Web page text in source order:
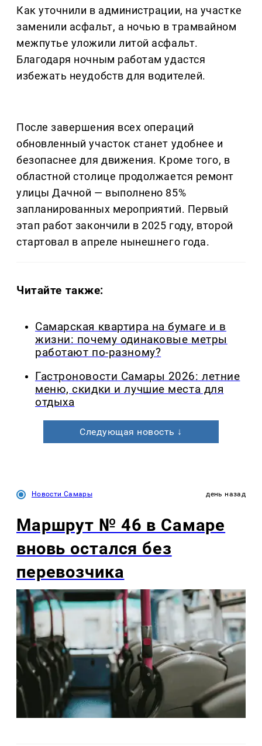
Как уточнили в администрации, на участке
заменили асфальт, а ночью в трамвайном
межпутье уложили литой асфальт.
Благодаря ночным работам удастся
избежать неудобств для водителей.
После завершения всех операций
обновленный участок станет удобнее и
безопаснее для движения. Кроме того, в
областной столице продолжается ремонт
улицы Дачной — выполнено 85%
запланированных мероприятий. Первый
этап работ закончили в 2025 году, второй
стартовал в апреле нынешнего года.
Читайте также:
Самарская квартира на бумаге и в
жизни: почему одинаковые метры
работают по-разному?
Гастроновости Самары 2026: летние
меню, скидки и лучшие места для
отдыха
Следующая новость ↓
Новости Самары день назад
Маршрут № 46 в Самаре
вновь остался без
перевозчика